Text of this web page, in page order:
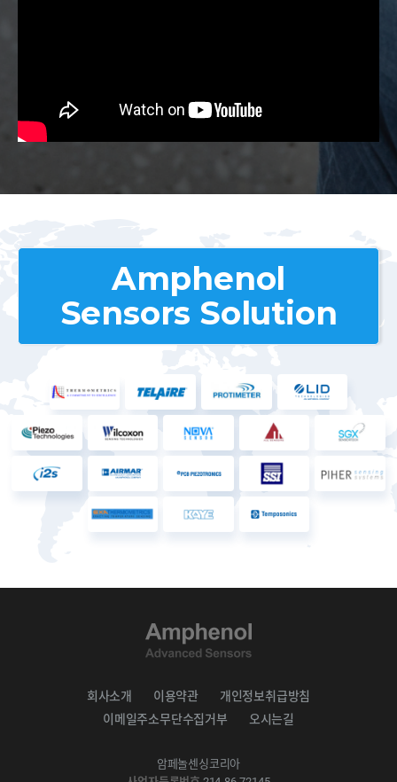
Amphenol
Sensors Solution
회사소개 이용약관
개인정보취급방침
이메일주소무단수집거부
오시는길
암페놀센싱코리아